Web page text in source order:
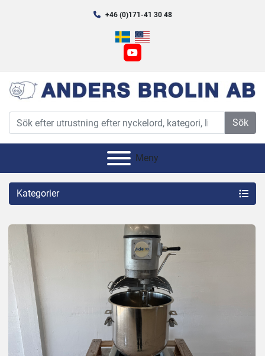
+46 (0)171-41 30 48
youtube
Sök
Meny
Kategorier